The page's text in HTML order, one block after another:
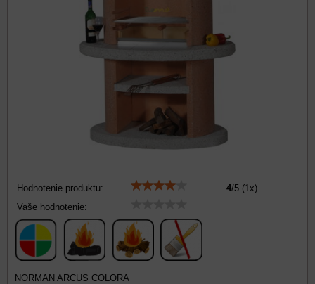
Hodnotenie produktu: 4/5 (1x)
Vaše hodnotenie:
NORMAN ARCUS COLORA